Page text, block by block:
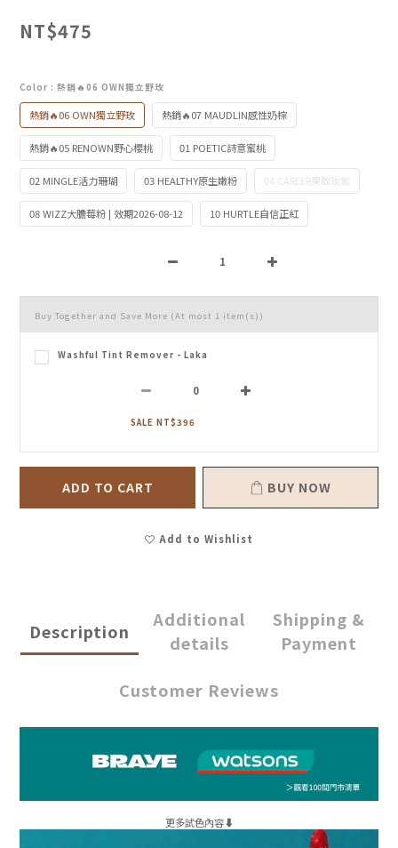
NT$475
Color : 熱銷🔥06 OWN獨立野玫
熱銷🔥06 OWN獨立野玫 熱銷🔥07 MAUDLIN感性奶棕
熱銷🔥05 RENOWN野心櫻桃 01 POETIC詩意蜜桃
02 MINGLE活力珊瑚 03 HEALTHY原生嫩粉 04 CAREER果敢玫紫
08 WIZZ大膽莓粉 | 效期2026-08-12 10 HURTLE自信正紅
Buy Together and Save More (At most 1 item(s))
Washful Tint Remover - Laka
SALE NT$396
ADD TO CART BUY NOW
Add to Wishlist
Description
Additional
details
Shipping &
Payment
Customer Reviews
更多試色內容⬇